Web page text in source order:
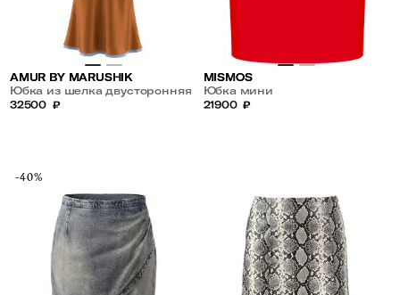
AMUR BY MARUSHIK
Юбка из шелка двусторонняя
32500 ₽
MISMOS
Юбка мини
21900 ₽
-40%